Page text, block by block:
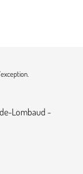
Lombaud -